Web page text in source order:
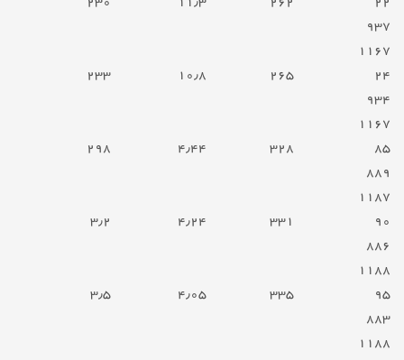
۲۲ ۲۶۲ ۱۱٫۳
۲۳۰
۹۳۷
۱۱۶۷
۲۴
۲۶۵ ۱۰٫۸
۲۳۳
۹۳۴
۱۱۶۷
۸۵
۳۲۸ ۴٫۴۴
۲۹۸
۸۸۹
۱۱۸۷
۹۰
۳۳۱ ۴٫۲۴
۳٫۲
۸۸۶
۱۱۸۸
۹۵
۳۳۵ ۴٫۰۵
۳٫۵
۸۸۳
۱۱۸۸